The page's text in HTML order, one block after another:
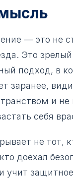
— это не
Это зрелый
подход, в
заранее,
и не
себя
не тот,
доехал
учит